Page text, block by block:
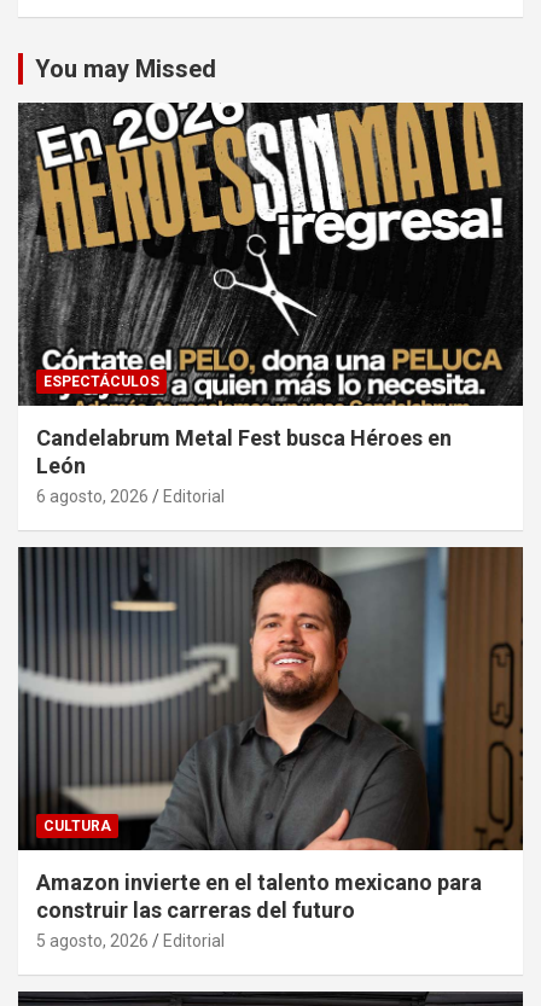
You may Missed
ESPECTÁCULOS
Candelabrum Metal Fest busca Héroes en
León
6 agosto, 2026 Editorial
CULTURA
Amazon invierte en el talento mexicano para
construir las carreras del futuro
5 agosto, 2026 Editorial